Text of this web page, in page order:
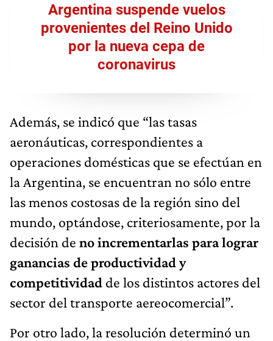
Argentina suspende vuelos
provenientes del Reino Unido
por la nueva cepa de
coronavirus
Además, se indicó que “las tasas
aeronáuticas, correspondientes a
operaciones domésticas que se efectúan en
la Argentina, se encuentran no sólo entre
las menos costosas de la región sino del
mundo, optándose, criteriosamente, por la
decisión de no incrementarlas para lograr
ganancias de productividad y
competitividad de los distintos actores del
sector del transporte aereocomercial”.
Por otro lado, la resolución determinó un